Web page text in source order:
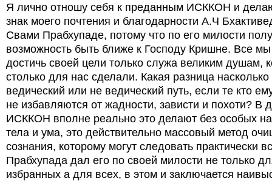
Я лично отношу себя к преданным ИСККОН и
знак моего почтения и благодарности А.Ч
Свами Прабхупаде, потому что по его милости
возможность быть ближе к Господу Кришне. Все
достичь своей цели только служа великим душам,
столько для нас сделали. Какая разница насколько
ведический или не ведический путь, если те кто
не избавляются от жадности, зависти и похоти? В
ИСККОН вполне реально это делают без особых
тела и ума, это действительно массовый метод
сознания, которому могут следовать практически
Прабхупада дал его по своей милости не только
избранных а для всех, в этом и заключается